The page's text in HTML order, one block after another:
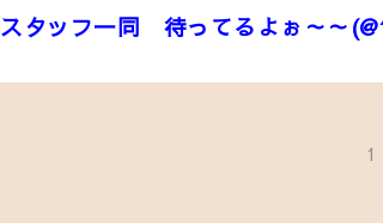
スタッフ一同 待ってるよぉ～～
1